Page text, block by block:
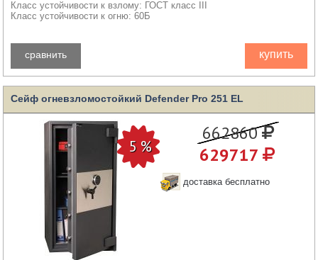
Класс устойчивости к взлому: ГОСТ класс III
Класс устойчивости к огню: 60Б
купить
сравнить
Сейф огневзломостойкий Defender Pro 251 EL
662860
629717
доставка бесплатно